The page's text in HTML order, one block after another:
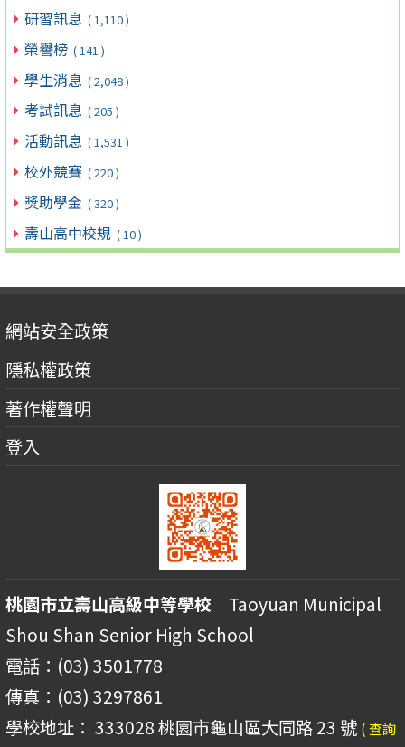
研習訊息 ( 1,110 )
榮譽榜 ( 141 )
學生消息 ( 2,048 )
考試訊息 ( 205 )
活動訊息 ( 1,531 )
校外競賽 ( 220 )
獎助學金 ( 320 )
壽山高中校規 ( 10 )
網站安全政策
隱私權政策
著作權聲明
登入
桃園市立壽山高級中等學校 Taoyuan Municipal
Shou Shan Senior High School
電話：(03) 3501778
傳真：(03) 3297861
學校地址： 333028 桃園市龜山區大同路 23 號 ( 查詢